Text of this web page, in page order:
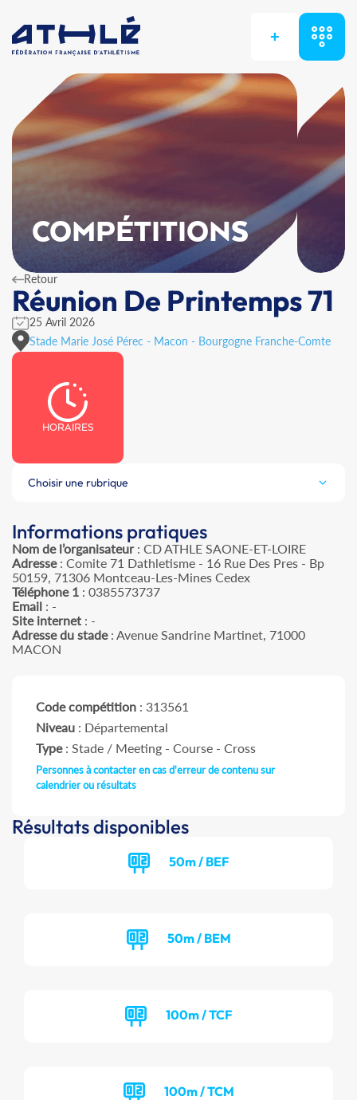
+
COMPÉTITIONS
Retour
Réunion De Printemps 71
25 Avril 2026
Stade Marie José Pérec - Macon - Bourgogne Franche-Comte
HORAIRES
Choisir une rubrique
Informations pratiques
Nom de l’organisateur: CD ATHLE SAONE-ET-LOIRE
Adresse: Comite 71 Dathletisme - 16 Rue Des Pres - Bp
50159, 71306 Montceau-Les-Mines Cedex
Téléphone 1 : 0385573737
Email : -
Site internet : -
Adresse du stade: Avenue Sandrine Martinet, 71000
MACON
Code compétition : 313561
Niveau : Départemental
Type: Stade / Meeting - Course - Cross
Personnes à contacter en cas d'erreur de contenu sur
calendrier ou résultats
Résultats disponibles
50m / BEF
50m / BEM
100m / TCF
100m / TCM